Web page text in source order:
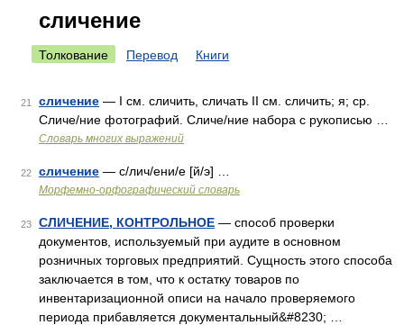
сличение
Толкование Перевод Книги
21 сличение — I см. сличить, сличать II см. сличить; я; ср.
Сличе/ние фотографий. Сличе/ние набора с рукописью …
Словарь многих выражений
22 сличение — с/лич/ени/е [й/э] …
Морфемно-орфографический словарь
23 СЛИЧЕНИЕ, КОНТРОЛЬНОЕ — способ проверки
документов, используемый при аудите в основном
розничных торговых предприятий. Сущность этого способа
заключается в том, что к остатку товаров по
инвентаризационной описи на начало проверяемого
периода прибавляется документальный&#8230; …